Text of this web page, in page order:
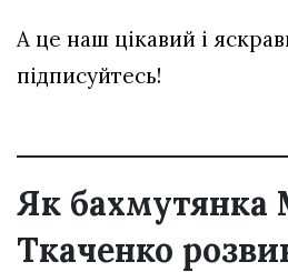
А це наш цікавий і
підписуйтесь!
Як бахмутянка
Ткаченко